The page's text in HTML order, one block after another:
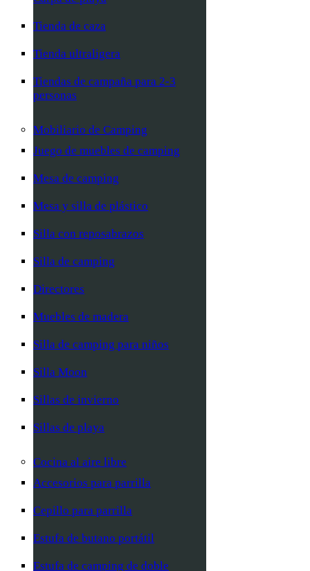
Tienda de caza
Tienda ultraligera
Tiendas de campaña para 2-3
personas
Mobiliario de Camping
Juego de muebles de camping
Mesa de camping
Mesa y silla de plástico
Silla con reposabrazos
Silla de camping
Directores
Muebles de madera
Silla de camping para niños
Silla Moon
Sillas de invierno
Sillas de playa
Cocina al aire libre
Accesorios para parrilla
Cepillo para parrilla
Estufa de butano portátil
Estufa de camping de doble